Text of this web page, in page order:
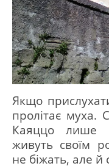
Якщо
пролітає муха.
Каяццо лише
живуть своїм
не біжать, але й